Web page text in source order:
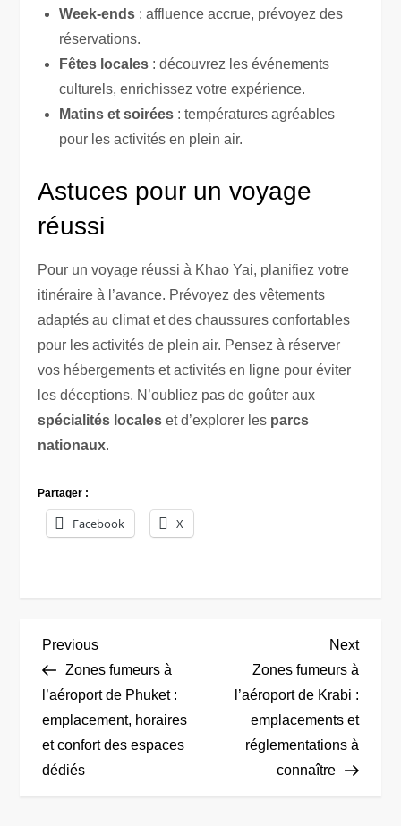
Week-ends : affluence accrue, prévoyez des
réservations.
Fêtes locales : découvrez les événements
culturels, enrichissez votre expérience.
Matins et soirées : températures agréables
pour les activités en plein air.
Astuces pour un voyage
réussi
Pour un voyage réussi à Khao Yai, planifiez votre
itinéraire à l’avance. Prévoyez des vêtements
adaptés au climat et des chaussures confortables
pour les activités de plein air. Pensez à réserver
vos hébergements et activités en ligne pour éviter
les déceptions. N’oubliez pas de goûter aux
spécialités locales et d’explorer les parcs
nationaux.
Partager :
Facebook X
N
a
v
i
Previous
Post
Previous
Zones fumeurs à
l’aéroport de Phuket :
emplacement, horaires
et confort des espaces
dédiés
Next
Post
Next
Zones fumeurs à
l’aéroport de Krabi :
emplacements et
réglementations à
connaître